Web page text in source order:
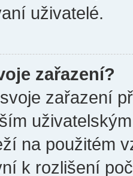
uživatelé.
zařazení?
zařazení
na použitém
k rozlišení